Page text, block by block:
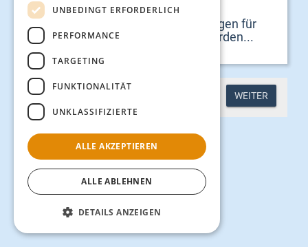
Leider konnten keine Veranstaltungen für
das gewählte Datum gefunden werden...
WEITER
UNBEDINGT ERFORDERLICH
PERFORMANCE
TARGETING
FUNKTIONALITÄT
UNKLASSIFIZIERTE
ALLE AKZEPTIEREN
ALLE ABLEHNEN
DETAILS ANZEIGEN